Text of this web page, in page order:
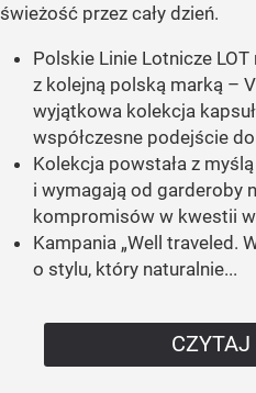
świeżość przez cały dzień.
Polskie Linie Lotnicze
z kolejną polską marką –
wyjątkowa kolekcja
współczesne podejście
Kolekcja powstała z
i wymagają od garderoby
kompromisów w kwestii
Kampania „Well traveled.
o stylu, który naturalnie...